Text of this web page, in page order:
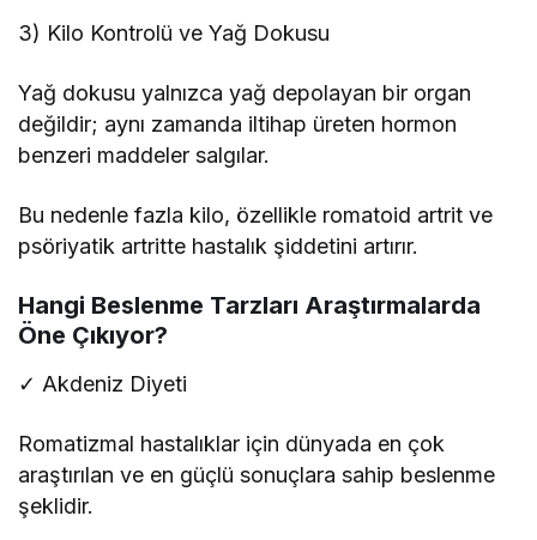
3) Kilo Kontrolü ve Yağ Dokusu
Yağ dokusu yalnızca yağ depolayan bir organ
değildir; aynı zamanda iltihap üreten hormon
benzeri maddeler salgılar.
Bu nedenle fazla kilo, özellikle romatoid artrit ve
psöriyatik artritte hastalık şiddetini artırır.
Hangi Beslenme Tarzları Araştırmalarda
Öne Çıkıyor?
✓ Akdeniz Diyeti
Romatizmal hastalıklar için dünyada en çok
araştırılan ve en güçlü sonuçlara sahip beslenme
şeklidir.